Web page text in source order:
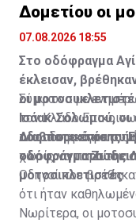
Δομετίου οι
07.08.2026 18:55
Στο οδόφραγμα
έκλεισαν,
οι
Ισάακ-Σολωμού, οι
οδοιπορικό σε
οδοφράγματα της
Σύμφωνα με
τον Κλάδο
του οδοφράγματος
χωρίς να
Διαβάστε επίσης:
οδόφραγμα
μοτοσικλετιστές
Οδηγοί που
ότι ήταν
Νωρίτερα, οι